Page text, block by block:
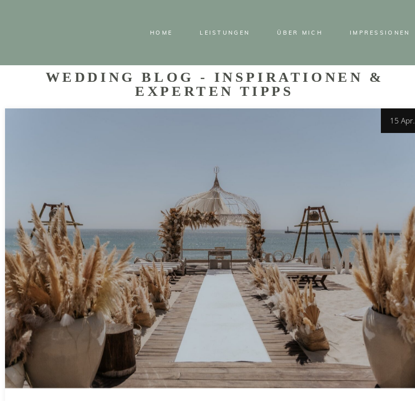
HOME LEISTUNGEN ÜBER MICH IMPRESSIONEN
WEDDING BLOG - INSPIRATIONEN &
EXPERTEN TIPPS
15 Apr.